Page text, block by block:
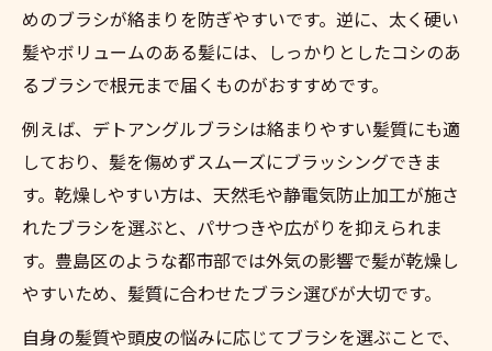
めのブラシが絡まりを防ぎやすいです。逆に、太く硬い
髪やボリュームのある髪には、しっかりとしたコシのあ
るブラシで根元まで届くものがおすすめです。
例えば、デトアングルブラシは絡まりやすい髪質にも適
しており、髪を傷めずスムーズにブラッシングできま
す。乾燥しやすい方は、天然毛や静電気防止加工が施さ
れたブラシを選ぶと、パサつきや広がりを抑えられま
す。豊島区のような都市部では外気の影響で髪が乾燥し
やすいため、髪質に合わせたブラシ選びが大切です。
自身の髪質や頭皮の悩みに応じてブラシを選ぶことで、